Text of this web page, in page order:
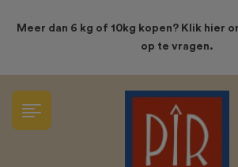
Meer dan 6 kg of 10kg kopen? Klik hier
op te vragen.